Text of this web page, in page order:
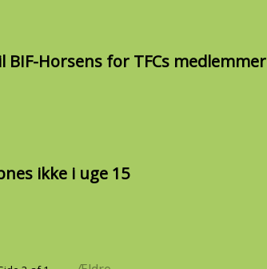
Horsens for TFCs medlemmer
ikke i uge 15